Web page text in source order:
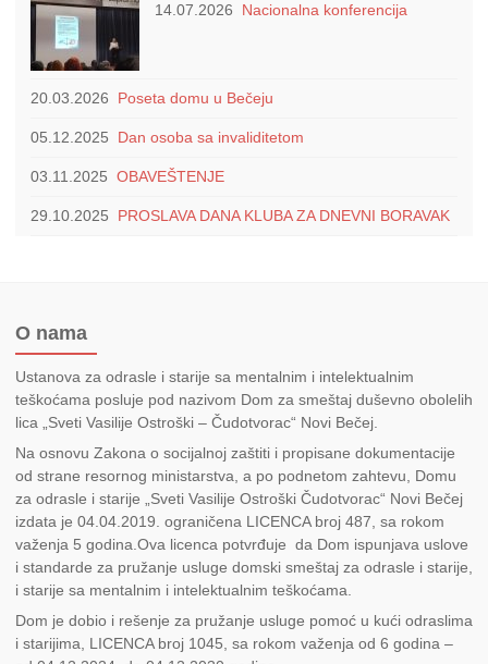
14.07.2026 Nacionalna konferencija
20.03.2026 Poseta domu u Bečeju
05.12.2025 Dan osoba sa invaliditetom
03.11.2025 OBAVEŠTENJE
29.10.2025 PROSLAVA DANA KLUBA ZA DNEVNI BORAVAK
O nama
Ustanova za odrasle i starije sa mentalnim i intelektualnim
teškoćama posluje pod nazivom Dom za smeštaj duševno obolelih
lica „Sveti Vasilije Ostroški – Čudotvorac“ Novi Bečej.
Na osnovu Zakona o socijalnoj zaštiti i propisane dokumentacije
od strane resornog ministarstva, a po podnetom zahtevu, Domu
za odrasle i starije „Sveti Vasilije Ostroški Čudotvorac“ Novi Bečej
izdata je 04.04.2019. ograničena LICENCA broj 487, sa rokom
važenja 5 godina.Ova licenca potvrđuje da Dom ispunjava uslove
i standarde za pružanje usluge domski smeštaj za odrasle i starije,
i starije sa mentalnim i intelektualnim teškoćama.
Dom je dobio i rešenje za pružanje usluge pomoć u kući odraslima
i starijima, LICENCA broj 1045, sa rokom važenja od 6 godina –